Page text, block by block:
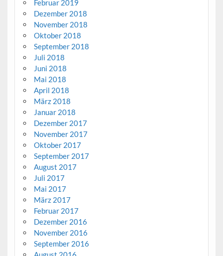
Februar 2019
Dezember 2018
November 2018
Oktober 2018
September 2018
Juli 2018
Juni 2018
Mai 2018
April 2018
März 2018
Januar 2018
Dezember 2017
November 2017
Oktober 2017
September 2017
August 2017
Juli 2017
Mai 2017
März 2017
Februar 2017
Dezember 2016
November 2016
September 2016